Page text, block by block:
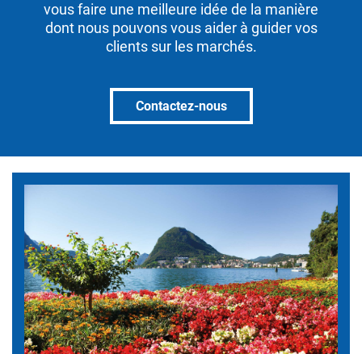
vous faire une meilleure idée de la manière
dont nous pouvons vous aider à guider vos
clients sur les marchés.
Contactez-nous